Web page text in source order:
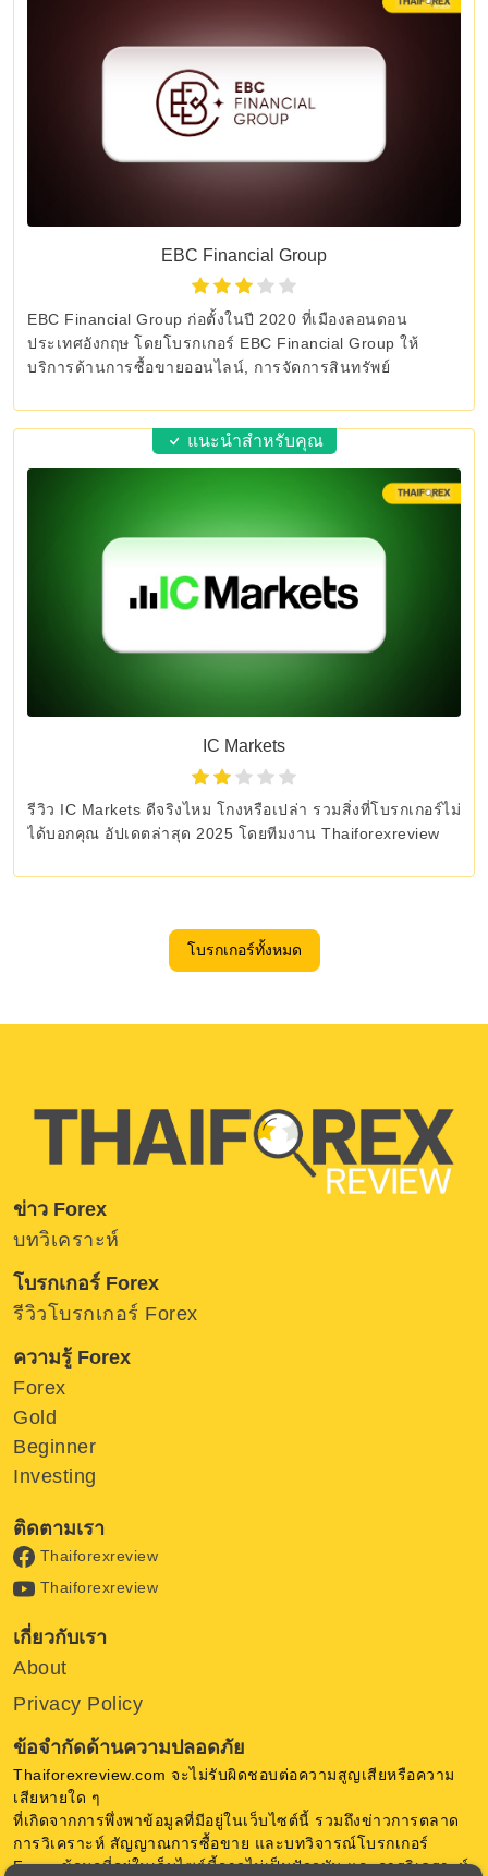
EBC Financial Group
EBC Financial Group ก่อตั้งในปี 2020 ที่เมืองลอนดอน
ประเทศอังกฤษ โดยโบรกเกอร์ EBC Financial Group ให้
บริการด้านการซื้อขายออนไลน์, การจัดการสินทรัพย์
แนะนำสำหรับคุณ
IC Markets
รีวิว IC Markets ดีจริงไหม โกงหรือเปล่า รวมสิ่งที่โบรกเกอร์ไม่
ได้บอกคุณ อัปเดตล่าสุด 2025 โดยทีมงาน Thaiforexreview
โบรกเกอร์ทั้งหมด
ข่าว Forex
บทวิเคราะห์
โบรกเกอร์ Forex
รีวิวโบรกเกอร์ Forex
ความรู้ Forex
Forex
Gold
Beginner
Investing
ติดตามเรา
Thaiforexreview
Thaiforexreview
เกี่ยวกับเรา
About
Privacy Policy
ข้อจำกัดด้านความปลอดภัย
Thaiforexreview.com จะไม่รับผิดชอบต่อความสูญเสียหรือความ
เสียหายใด ๆ
ที่เกิดจากการพึ่งพาข้อมูลที่มีอยู่ในเว็บไซต์นี้ รวมถึงข่าวการตลาด
การวิเคราะห์ สัญญาณการซื้อขาย และบทวิจารณ์โบรกเกอร์
Forex ข้อมูลที่อยู่ในเว็บไซต์นี้อาจไม่เป็นปัจจุบัน และการวิเคราะห์